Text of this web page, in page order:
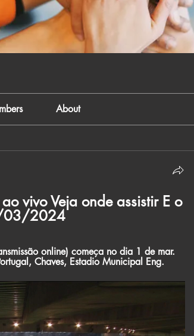
About
vivo Veja onde assistir E o
03/2024
online) começa no dia 1 de mar.
Chaves, Estadio Municipal Eng.